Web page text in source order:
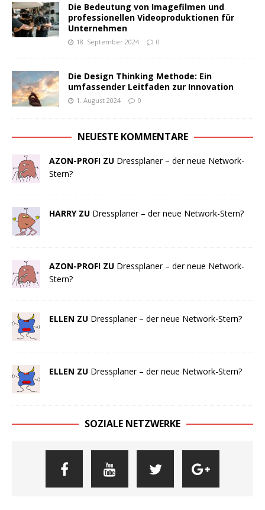
Die Bedeutung von Imagefilmen und
professionellen Videoproduktionen für
Unternehmen
18. September 2024 0
Die Design Thinking Methode: Ein
umfassender Leitfaden zur Innovation
1. August 2024 0
NEUESTE KOMMENTARE
AZON-PROFI ZU Dressplaner – der neue Network-
Stern?
HARRY ZU Dressplaner – der neue Network-Stern?
AZON-PROFI ZU Dressplaner – der neue Network-
Stern?
ELLEN ZU Dressplaner – der neue Network-Stern?
ELLEN ZU Dressplaner – der neue Network-Stern?
SOZIALE NETZWERKE